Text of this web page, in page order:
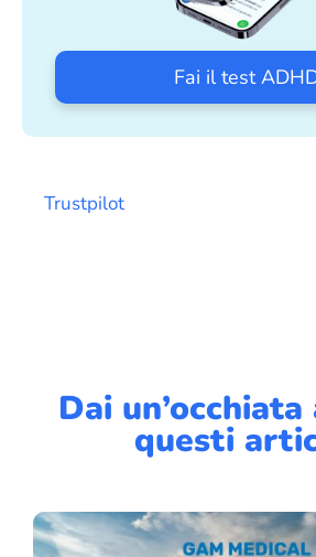
Fai il test
Trustpilot
Dai un’occhiata
questi